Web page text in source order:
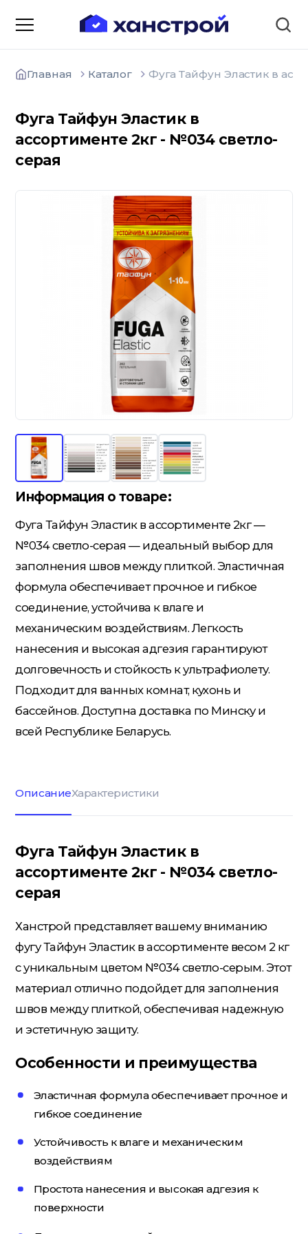
Акции и скидки
Блоки; цемент; кирпич
Гидроизоляция; Мастики
Гипсокартон и комплектующие
Декоративные штукатурки
(готовые)
Крепеж; Метизы
Кровельные материалы
Ленты; Серпянки
Потолочный плинтус
Стеклохолст; Клей для обоев
Строительные смеси
Строительный инструмент
Утеплители и комплектующие
О компании
Доставка товаров
Отзывы покупателей
Способы оплаты
Обмен и возврат
Главная Каталог Фуга Тайфун Эластик в
Фуга Тайфун Эластик в
ассортименте 2кг - №034 светло-
серая
Информация о товаре:
Фуга Тайфун Эластик в ассортименте 2кг —
№034 светло-серая — идеальный выбор для
заполнения швов между плиткой. Эластичная
формула обеспечивает прочное и гибкое
соединение, устойчива к влаге и
механическим воздействиям. Легкость
нанесения и высокая адгезия гарантируют
долговечность и стойкость к ультрафиолету.
Подходит для ванных комнат, кухонь и
бассейнов. Доступна доставка по Минску и
всей Республике Беларусь.
ОписаниеХарактеристики
Фуга Тайфун Эластик в
ассортименте 2кг - №034 светло-
серая
Ханстрой представляет вашему вниманию
фугу Тайфун Эластик в ассортименте весом 2 кг
с уникальным цветом №034 светло-серым. Этот
материал отлично подойдет для заполнения
швов между плиткой, обеспечивая надежную
и эстетичную защиту.
Особенности и преимущества
Эластичная формула обеспечивает прочное и
гибкое соединение
Устойчивость к влаге и механическим
воздействиям
Простота нанесения и высокая адгезия к
поверхности